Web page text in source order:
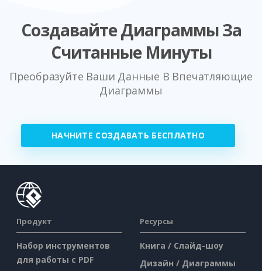
Создавайте Диаграммы За
Считанные Минуты
Преобразуйте Ваши Данные В Впечатляющие
Диаграммы
НАЧНИТЕ СОЗДАВАТЬ БЕСПЛАТНО
Продукт
Набор инструментов
для работы с PDF
Ресурсы
Книга / Слайд-шоу
Дизайн / Диаграммы